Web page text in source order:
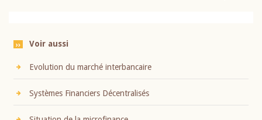
Voir aussi
Evolution du marché interbancaire
Systèmes Financiers Décentralisés